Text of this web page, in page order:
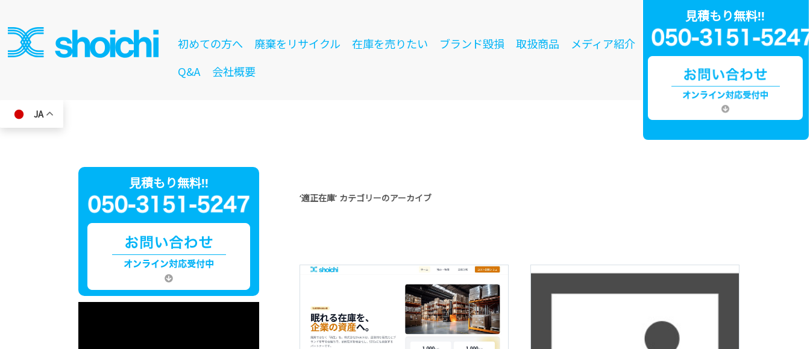
初めての方へ 廃棄をリサイクル 在庫を売りたい ブランド毀損 取扱商品
メディア紹介
Q&A
会社概要
見積もり無料!!
JA
‘適正在庫’ カテゴリーのアーカイブ
見積もり無料!!